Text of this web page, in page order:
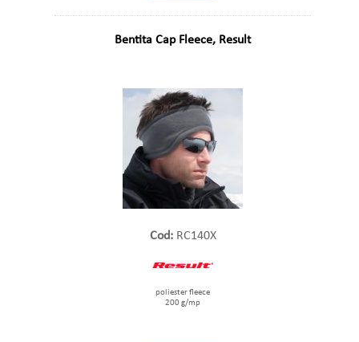
Bentita Cap Fleece, Result
Cod:RC140X
poliester fleece
200 g/mp